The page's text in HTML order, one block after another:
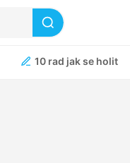
10 rad jak se holit